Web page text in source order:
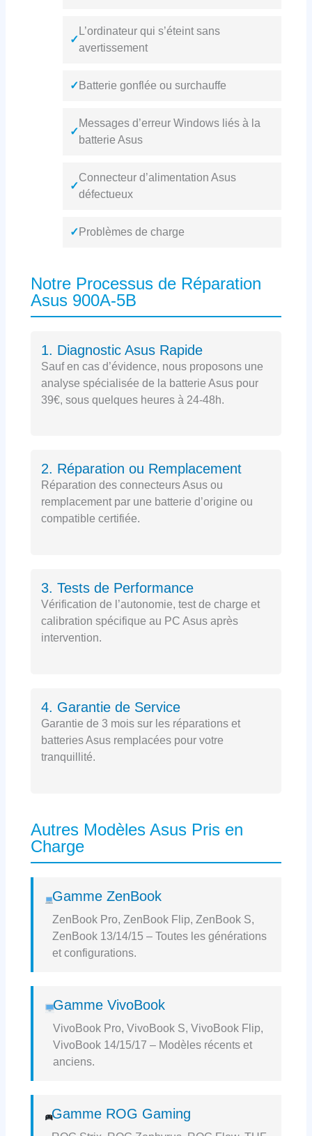
✓
L’ordinateur qui s’éteint sans
avertissement
✓ Batterie gonflée ou surchauffe
✓
Messages d’erreur Windows liés à la
batterie Asus
✓
Connecteur d’alimentation Asus
défectueux
✓ Problèmes de charge
Notre Processus de Réparation
Asus 900A-5B
1. Diagnostic Asus Rapide
Sauf en cas d’évidence, nous proposons une
analyse spécialisée de la batterie Asus pour
39€, sous quelques heures à 24-48h.
2. Réparation ou Remplacement
Réparation des connecteurs Asus ou
remplacement par une batterie d’origine ou
compatible certifiée.
3. Tests de Performance
Vérification de l’autonomie, test de charge et
calibration spécifique au PC Asus après
intervention.
4. Garantie de Service
Garantie de 3 mois sur les réparations et
batteries Asus remplacées pour votre
tranquillité.
Autres Modèles Asus Pris en
Charge
Gamme ZenBook
ZenBook Pro, ZenBook Flip, ZenBook S,
ZenBook 13/14/15 – Toutes les générations
et configurations.
Gamme VivoBook
VivoBook Pro, VivoBook S, VivoBook Flip,
VivoBook 14/15/17 – Modèles récents et
anciens.
Gamme ROG Gaming